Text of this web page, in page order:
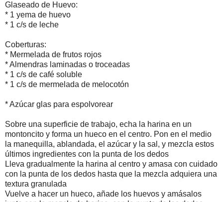
Glaseado de Huevo:
* 1 yema de huevo
* 1 c/s de leche
Coberturas:
* Mermelada de frutos rojos
* Almendras laminadas o troceadas
* 1 c/s de café soluble
* 1 c/s de mermelada de melocotón
* Azúcar glas para espolvorear
Sobre una superficie de trabajo, echa la harina en un
montoncito y forma un hueco en el centro. Pon en el medio
la manequilla, ablandada, el azúcar y la sal, y mezcla estos
últimos ingredientes con la punta de los dedos
Lleva gradualmente la harina al centro y amasa con cuidado
con la punta de los dedos hasta que la mezcla adquiera una
textura granulada
Vuelve a hacer un hueco, añade los huevos y amásalos